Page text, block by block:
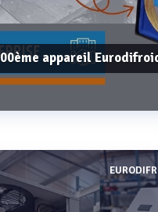
appareil
Voir plus